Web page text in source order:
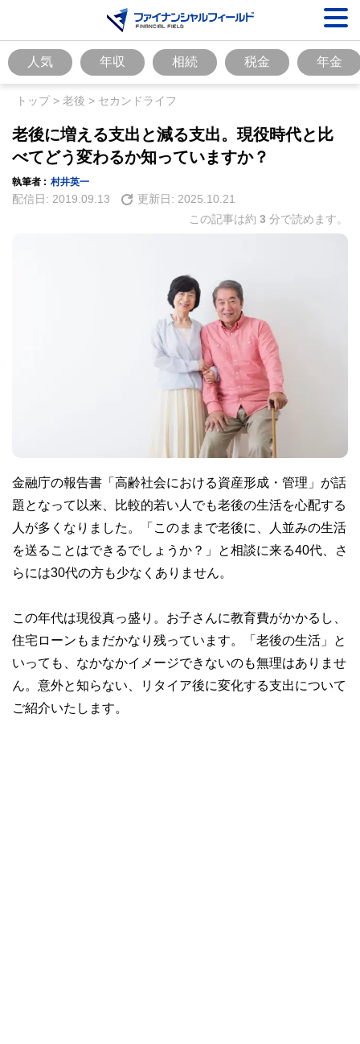
人気 年収 相続 税金 年金
トップ> 老後 > セカンドライフ
老後に増える支出と減る支出。現役時代と比
べてどう変わるか知っていますか？
執筆者 : 村井英一
配信日: 2019.09.13 更新日: 2025.10.21
この記事は約 3 分で読めます。
金融庁の報告書「高齢社会における資産形成・管理」が話
題となって以来、比較的若い人でも老後の生活を心配する
人が多くなりました。「このままで老後に、人並みの生活
を送ることはできるでしょうか？」と相談に来る40代、さ
らには30代の方も少なくありません。
この年代は現役真っ盛り。お子さんに教育費がかかるし、
住宅ローンもまだかなり残っています。「老後の生活」と
いっても、なかなかイメージできないのも無理はありませ
ん。意外と知らない、リタイア後に変化する支出について
ご紹介いたします。